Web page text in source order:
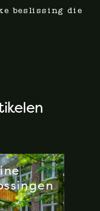
beslissing die